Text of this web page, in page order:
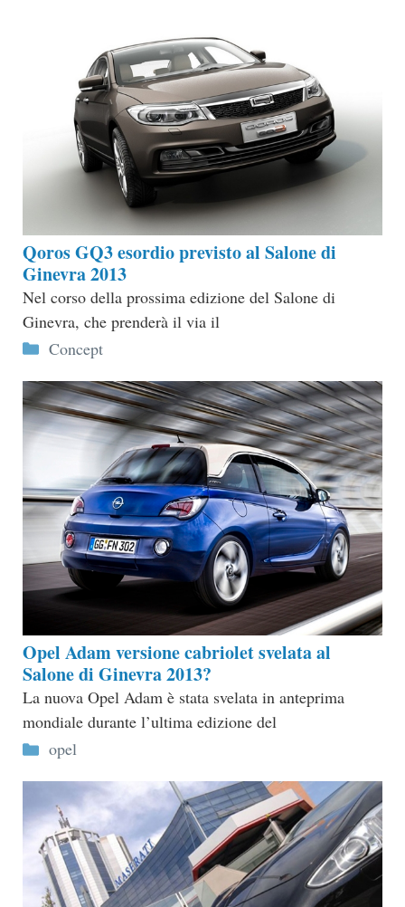
Qoros GQ3 esordio previsto al Salone di
Ginevra 2013
Nel corso della prossima edizione del Salone di
Ginevra, che prenderà il via il
Categorie
Concept
Opel Adam versione cabriolet svelata al
Salone di Ginevra 2013?
La nuova Opel Adam è stata svelata in anteprima
mondiale durante l’ultima edizione del
Categorie
opel